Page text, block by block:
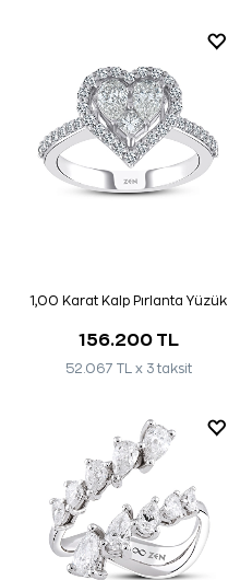
1,00 Karat Kalp Pırlanta Yüzük
156.200 TL
52.067 TL x 3 taksit